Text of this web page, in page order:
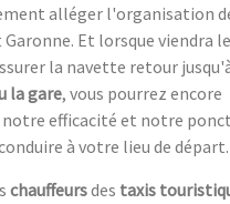
alléger l'organisation
Et lorsque viendra le
la navette retour
la gare, vous pourrez encore
efficacité et notre
à votre lieu de départ.
chauffeursdes taxis